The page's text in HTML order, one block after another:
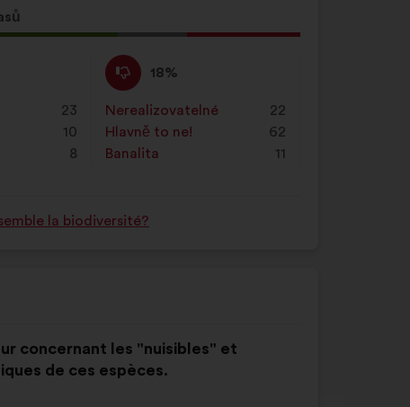
23
10
8
Nesouhlasím
:
18%
Tento
návrh
byl
kvalifikován:
Nerealizovatelné
: 22
krát
Hlavně to ne!
: 62
krát
Banalita
: 11
krát
la biodiversité?
concernant les "nuisibles" et
de ces espèces.